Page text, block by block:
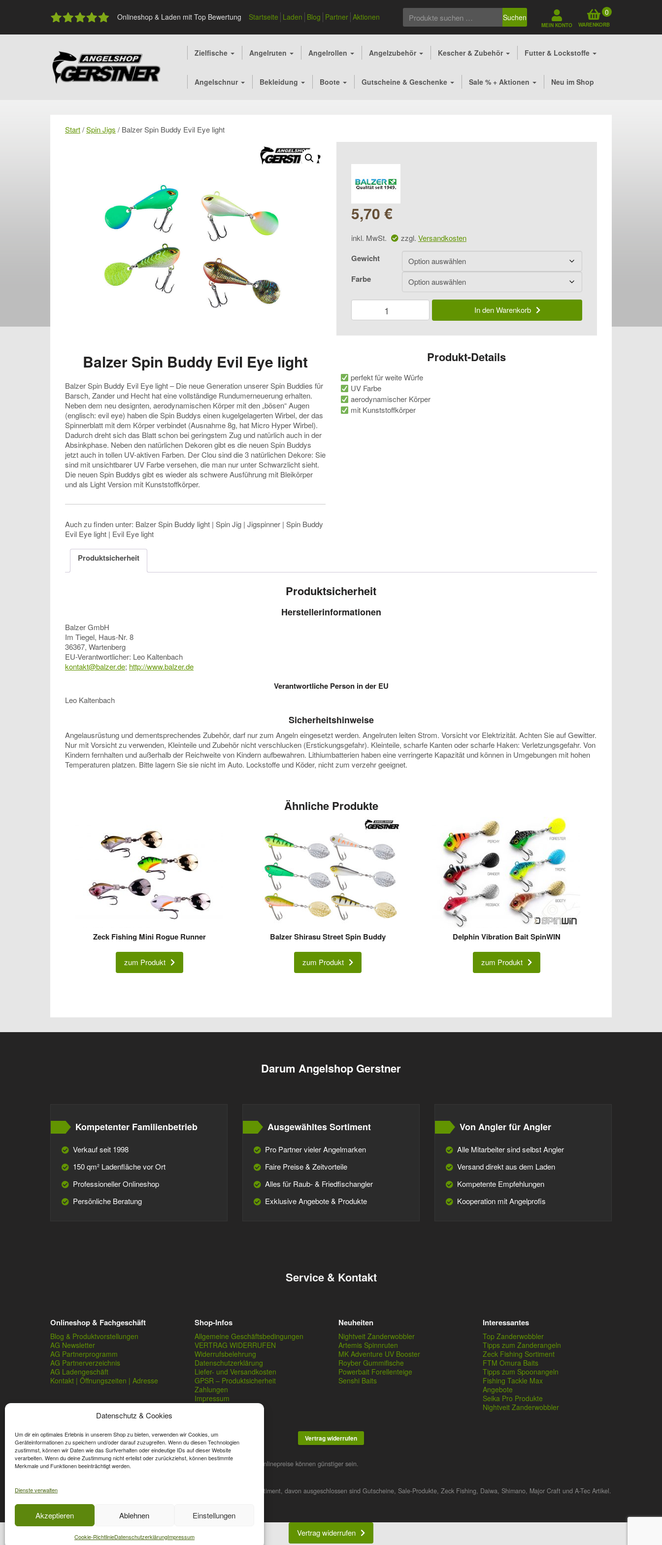
Datenschutz & Cookies
Um dir ein optimales Erlebnis in unserem Shop zu bieten, verwenden wir Cookies, um
Geräteinformationen zu speichern und/oder darauf zuzugreifen. Wenn du diesen Technologien
zustimmst, können wir Daten wie das Surfverhalten oder eindeutige IDs auf dieser Website
verarbeiten. Wenn du deine Zustimmung nicht erteilst oder zurückziehst, können bestimmte
Merkmale und Funktionen beeinträchtigt werden.
Dienste verwalten
Akzeptieren Ablehnen Einstellungen
Cookie-RichtlinieDatenschutzerklärungImpressum
Onlineshop & Laden mit Top Bewertung Startseite Laden Blog Partner Aktionen
nach:
Suchen
MEIN KONTO
0
WARENKORB
Zielfische Angelruten Angelrollen Angelzubehör Kescher & Zubehör Futter & Lockstoffe
Angelschnur Bekleidung Boote Gutscheine & Geschenke Sale % + Aktionen Neu im Shop
Start/Spin Jigs / Balzer Spin Buddy Evil Eye light
Balzer Spin Buddy Evil Eye light
Balzer Spin Buddy Evil Eye light – Die neue Generation unserer Spin Buddies für
Barsch, Zander und Hecht hat eine vollständige Rundumerneuerung erhalten.
Neben dem neu designten, aerodynamischen Körper mit den „bösen“ Augen
(englisch: evil eye) haben die Spin Buddys einen kugelgelagerten Wirbel, der das
Spinnerblatt mit dem Körper verbindet (Ausnahme 8g, hat Micro Hyper Wirbel).
Dadurch dreht sich das Blatt schon bei geringstem Zug und natürlich auch in der
Absinkphase. Neben den natürlichen Dekoren gibt es die neuen Spin Buddys
jetzt auch in tollen UV-aktiven Farben. Der Clou sind die 3 natürlichen Dekore: Sie
sind mit unsichtbarer UV Farbe versehen, die man nur unter Schwarzlicht sieht.
Die neuen Spin Buddys gibt es wieder als schwere Ausführung mit Bleikörper
und als Light Version mit Kunststoffkörper.
Auch zu finden unter: Balzer Spin Buddy light | Spin Jig | Jigspinner | Spin Buddy
Evil Eye light | Evil Eye light
5,70 €
inkl. MwSt. zzgl. Versandkosten
Gewicht
Farbe
Balzer
Buddy
Evil
In den Warenkorb
Produkt-Details
perfekt für weite Würfe
UV Farbe
aerodynamischer Körper
mit Kunststoffkörper
Produktsicherheit
Produktsicherheit
Herstellerinformationen
Balzer GmbH
Im Tiegel, Haus-Nr. 8
36367, Wartenberg
EU-Verantwortlicher: Leo Kaltenbach
kontakt@balzer.de; http://www.balzer.de
Verantwortliche Person in der EU
Leo Kaltenbach
Sicherheitshinweise
Angelausrüstung und dementsprechendes Zubehör, darf nur zum Angeln eingesetzt werden. Angelruten leiten Strom. Vorsicht vor Elektrizität. Achten Sie auf Gewitter.
Nur mit Vorsicht zu verwenden, Kleinteile und Zubehör nicht verschlucken (Erstickungsgefahr). Kleinteile, scharfe Kanten oder scharfe Haken: Verletzungsgefahr. Von
Kindern fernhalten und außerhalb der Reichweite von Kindern aufbewahren. Lithiumbatterien haben eine verringerte Kapazität und können in Umgebungen mit hohen
Temperaturen platzen. Bitte lagern Sie sie nicht im Auto. Lockstoffe und Köder, nicht zum verzehr geeignet.
Ähnliche Produkte
Zeck Fishing Mini Rogue Runner
zum Produkt
Balzer Shirasu Street Spin Buddy
zum Produkt
Delphin Vibration Bait SpinWIN
zum Produkt
Darum Angelshop Gerstner
Kompetenter Familienbetrieb
Verkauf seit 1998
150 qm² Ladenfläche vor Ort
Professioneller Onlineshop
Persönliche Beratung
Ausgewähltes Sortiment
Pro Partner vieler Angelmarken
Faire Preise & Zeitvorteile
Alles für Raub- & Friedfischangler
Exklusive Angebote & Produkte
Von Angler für Angler
Alle Mitarbeiter sind selbst Angler
Versand direkt aus dem Laden
Kompetente Empfehlungen
Kooperation mit Angelprofis
Service & Kontakt
Onlineshop & Fachgeschäft
Blog & Produktvorstellungen
AG Newsletter
AG Partnerprogramm
AG Partnerverzeichnis
AG Ladengeschäft
Kontakt | Öffnungszeiten | Adresse
Shop-Infos
Allgemeine Geschäftsbedingungen
VERTRAG WIDERRUFEN
Widerrufsbelehrung
Datenschutzerklärung
Liefer- und Versandkosten
GPSR – Produktsicherheit
Zahlungen
Impressum
Neuheiten
Nightveit Zanderwobbler
Artemis Spinnruten
MK Adventure UV Booster
Royber Gummifische
Powerbait Forellenteige
Senshi Baits
Interessantes
Top Zanderwobbler
Tipps zum Zanderangeln
Zeck Fishing Sortiment
FTM Omura Baits
Tipps zum Spoonangeln
Fishing Tackle Max
Angebote
Seika Pro Produkte
Nightveit Zanderwobbler
Vertrag widerrufen
* Streichpreise sind reguläre Ladenpreise von Angelshop Gerstner. Unsere Onlinepreise können günstiger sein.
Affiliate, Partner Rabatt-Codes und Aktionscodes gelten für das gesamte Sortiment, davon ausgeschlossen sind Gutscheine, Sale-Produkte, Zeck Fishing, Daiwa, Shimano, Major Craft und A-Tec Artikel.
Vertrag widerrufen